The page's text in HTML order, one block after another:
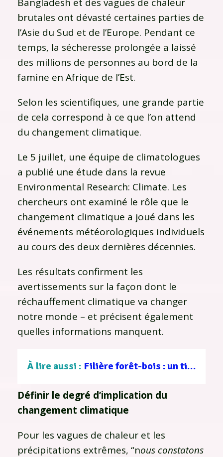
brutales ont dévasté certaines parties de
l’Asie du Sud et de l’Europe. Pendant ce
temps, la sécheresse prolongée a laissé
des millions de personnes au bord de la
famine en Afrique de l’Est.
Selon les scientifiques, une grande partie
de cela correspond à ce que l’on attend
du changement climatique.
Le 5 juillet, une équipe de climatologues
a publié une étude dans la revue
Environmental Research: Climate. Les
chercheurs ont examiné le rôle que le
changement climatique a joué dans les
événements météorologiques individuels
au cours des deux dernières décennies.
Les résultats confirment les
avertissements sur la façon dont le
réchauffement climatique va changer
notre monde – et précisent également
quelles informations manquent.
À lire aussi : Filière forêt-bois : un tissu d’entreprises au service d’une gestion durable
Définir le degré d’implication du
changement climatique
Pour les vagues de chaleur et les
précipitations extrêmes, “nous constatons